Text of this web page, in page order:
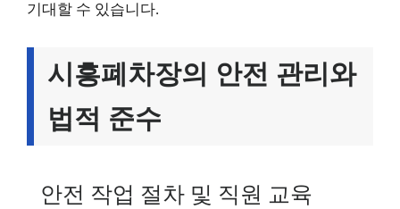
기대할 수 있습니다.
시흥폐차장의 안전 관리와
법적 준수
안전 작업 절차 및 직원 교육